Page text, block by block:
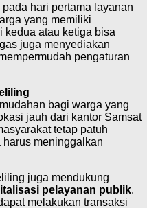
hari pertama layanan
yang memiliki
kedua atau ketiga bisa
juga menyediakan
pengaturan
bagi warga yang
jauh dari kantor Samsat
tetap patuh
meninggalkan
juga mendukung
pelayanan publik.
melakukan transaksi